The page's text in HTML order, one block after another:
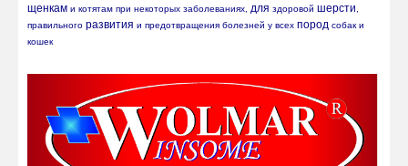
щенкам и котятам при некоторых заболеваниях, для здоровой шерсти,
правильного развития и предотвращения болезней у всех пород собак и
кошек